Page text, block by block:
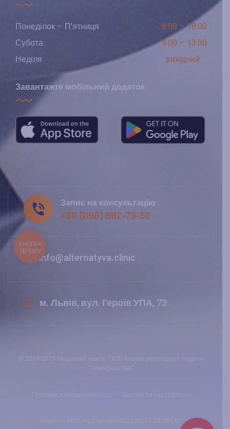
Понеділок – П’ятниця
8:00 – 18:00
Субота
9:00 – 13:00
Неділя
вихідний
Завантажте мобільний додаток
Запис на консультацію
+38 (096) 682-73-52
info@alternatyva.clinic
м. Львів, вул. Героїв УПА, 73
© 2009-2025 Медичний центр ТзОВ Клініка репродукції людини
КНОПКА
ЗВ'ЯЗКУ